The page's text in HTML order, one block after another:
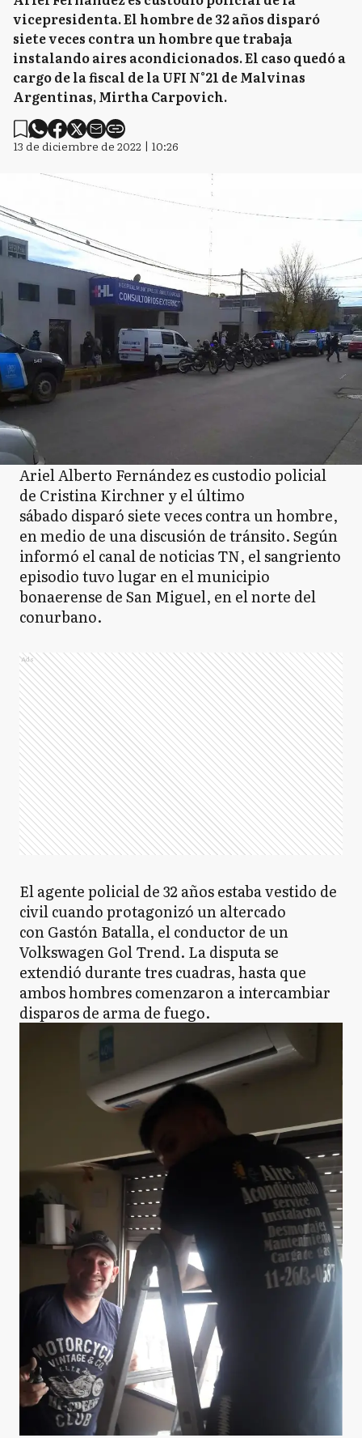
vicepresidenta. El hombre de 32 años disparó
siete veces contra un hombre que trabaja
instalando aires acondicionados. El caso quedó a
cargo de la fiscal de la UFI N°21 de Malvinas
Argentinas, Mirtha Carpovich.
13 de diciembre de 2022 | 10:26
Ariel Alberto Fernández es custodio policial
de Cristina Kirchner y el último
sábado disparó siete veces contra un hombre,
en medio de una discusión de tránsito. Según
informó el canal de noticias TN, el sangriento
episodio tuvo lugar en el municipio
bonaerense de San Miguel, en el norte del
conurbano.
Ads
El agente policial de 32 años estaba vestido de
civil cuando protagonizó un altercado
con Gastón Batalla, el conductor de un
Volkswagen Gol Trend. La disputa se
extendió durante tres cuadras, hasta que
ambos hombres comenzaron a intercambiar
disparos de arma de fuego.